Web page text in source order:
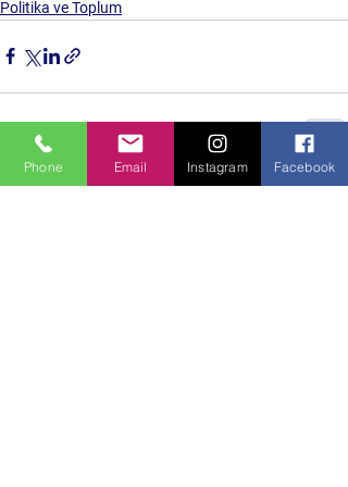
Politika ve Toplum
Son Yazılar
Phone Email Instagram Facebook